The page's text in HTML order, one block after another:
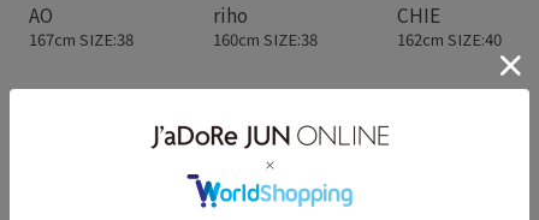
AO
167cm SIZE:38
riho
160cm SIZE:38
CHIE
162cm SIZE:40